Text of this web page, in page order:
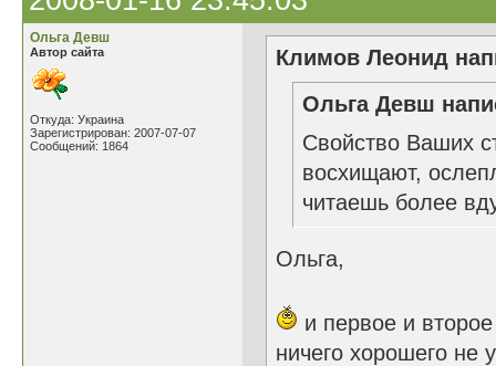
Ольга Девш
Автор сайта
Откуда: Украина
Зарегистрирован: 2007-07-07
Сообщений: 1864
Климов Леонид
Ольга Девш
Свойство Ваших
восхищают,
читаешь более
Ольга,
и первое и
ничего хорошего не